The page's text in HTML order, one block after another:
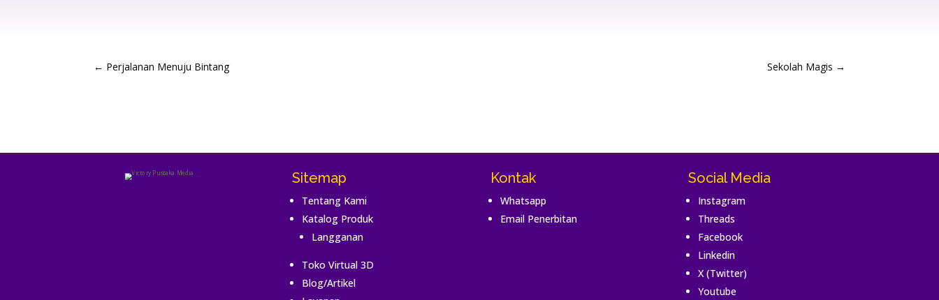
← Perjalanan Menuju Bintang Sekolah Magis →
Sitemap
Tentang Kami
Katalog Produk
Langganan
Toko Virtual 3D
Blog/Artikel
Kontak
Whatsapp
Email Penerbitan
Social Media
Instagram
Threads
Facebook
Linkedin
X (Twitter)
Youtube